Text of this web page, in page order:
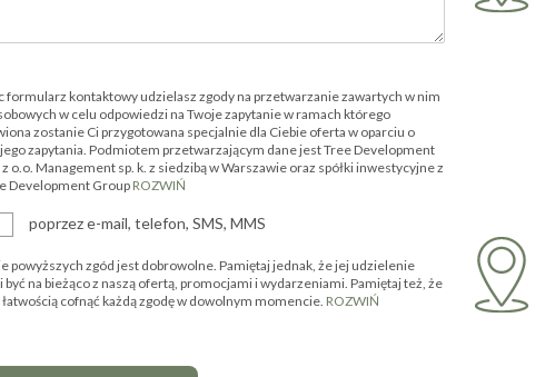
formularz kontaktowy udzielasz zgody na przetwarzanie zawartych w nim
w celu odpowiedzi na Twoje zapytanie w ramach którego
zostanie Ci przygotowana specjalnie dla Ciebie oferta w oparciu o
zapytania. Podmiotem przetwarzającym dane jest Tree Development
z o.o. Management sp. k. z siedzibą w Warszawie oraz spółki inwestycyjne z
Development Group ROZWIŃ
poprzez e-mail, telefon, SMS, MMS
powyższych zgód jest dobrowolne. Pamiętaj jednak, że jej udzielenie
być na bieżąco z naszą ofertą, promocjami i wydarzeniami. Pamiętaj też, że
cofnąć każdą zgodę w dowolnym momencie. ROZWIŃ